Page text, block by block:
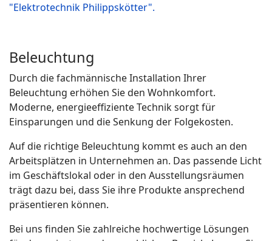
"Elektrotechnik Philippskötter".
Beleuchtung
Durch die fachmännische Installation Ihrer
Beleuchtung erhöhen Sie den Wohnkomfort.
Moderne, energieeffiziente Technik sorgt für
Einsparungen und die Senkung der Folgekosten.
Auf die richtige Beleuchtung kommt es auch an den
Arbeitsplätzen in Unternehmen an. Das passende Licht
im Geschäftslokal oder in den Ausstellungsräumen
trägt dazu bei, dass Sie ihre Produkte ansprechend
präsentieren können.
Bei uns finden Sie zahlreiche hochwertige Lösungen